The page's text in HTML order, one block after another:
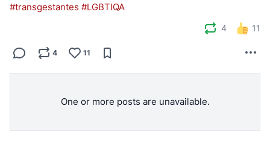
#transgestantes #LGBTIQA
4 11
4 11
One or more posts are unavailable.